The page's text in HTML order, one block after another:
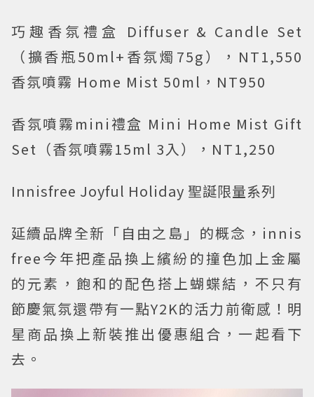
巧趣香氛禮盒 Diffuser & Candle Set
（擴香瓶50ml+香氛燭75g），NT1,550
香氛噴霧 Home Mist 50ml，NT950
香氛噴霧mini禮盒 Mini Home Mist Gift
Set（香氛噴霧15ml 3入），NT1,250
Innisfree Joyful Holiday 聖誕限量系列
延續品牌全新「自由之島」的概念，innis
free今年把產品換上繽紛的撞色加上金屬
的元素，飽和的配色搭上蝴蝶結，不只有
節慶氣氛還帶有一點Y2K的活力前衛感！明
星商品換上新裝推出優惠組合，一起看下
去。